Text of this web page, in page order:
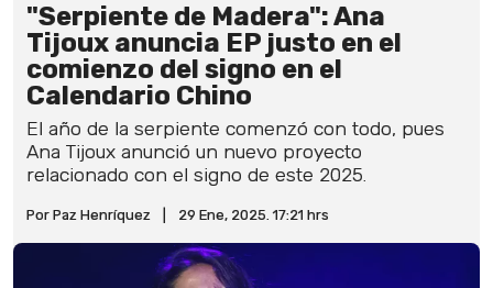
"Serpiente de Madera": Ana
Tijoux anuncia EP justo en el
comienzo del signo en el
Calendario Chino
El año de la serpiente comenzó con todo, pues
Ana Tijoux anunció un nuevo proyecto
relacionado con el signo de este 2025.
Por Paz Henríquez 29 Ene, 2025. 17:21 hrs